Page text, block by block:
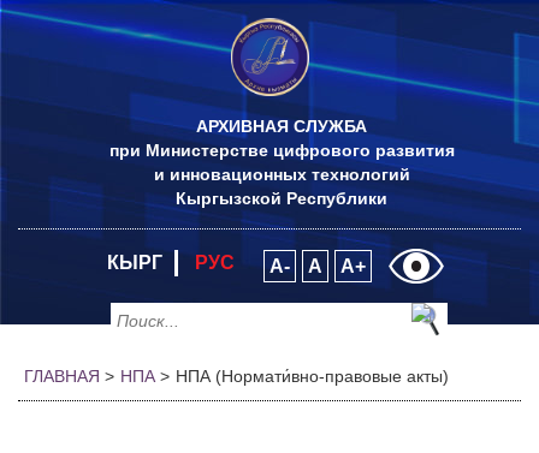
АРХИВНАЯ СЛУЖБА
при Министерстве цифрового развития
и инновационных технологий
Кыргызской Республики
КЫРГ РУС A- A A+
ГЛАВНАЯ > НПА > НПА (Нормати́вно-правовые акты)